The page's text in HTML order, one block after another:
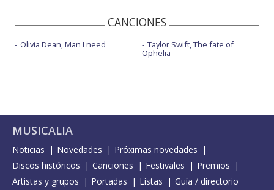
CANCIONES
Olivia Dean, Man I need Taylor Swift, The fate of
Ophelia
MUSICALIA
Noticias Novedades
Próximas novedades
Discos históricos
Canciones Festivales
Premios
Artistas y grupos
Portadas Listas Guía / directorio